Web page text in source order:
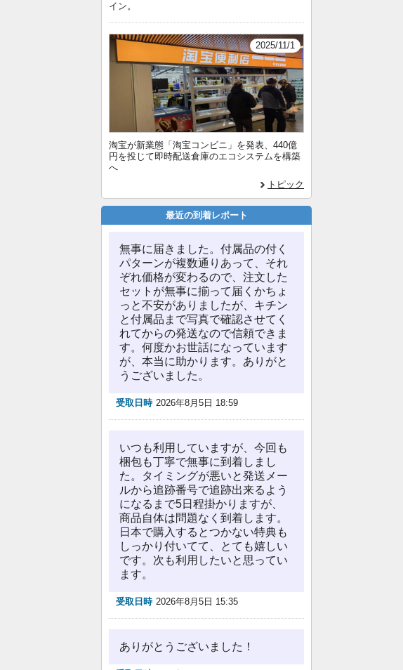
イン。
2025/11/1
淘宝が新業態「淘宝コンビニ」を発表、440億
円を投じて即時配送倉庫のエコシステムを構築
へ
トピック
最近の到着レポート
無事に届きました。付属品の付く
パターンが複数通りあって、それ
ぞれ価格が変わるので、注文した
セットが無事に揃って届くかちょ
っと不安がありましたが、キチン
と付属品まで写真で確認させてく
れてからの発送なので信頼できま
す。何度かお世話になっています
が、本当に助かります。ありがと
うございました。
受取日時 2026年8月5日 18:59
いつも利用していますが、今回も
梱包も丁寧で無事に到着しまし
た。タイミングが悪いと発送メー
ルから追跡番号で追跡出来るよう
になるまで5日程掛かりますが、
商品自体は問題なく到着します。
日本で購入するとつかない特典も
しっかり付いてて、とても嬉しい
です。次も利用したいと思ってい
ます。
受取日時 2026年8月5日 15:35
ありがとうございました！